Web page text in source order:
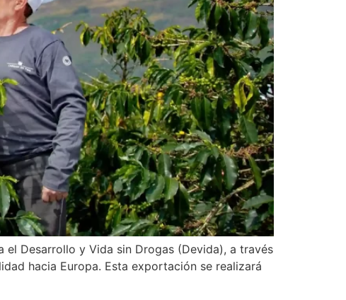
el Desarrollo y Vida sin Drogas (Devida), a través
hacia Europa. Esta exportación se realizará